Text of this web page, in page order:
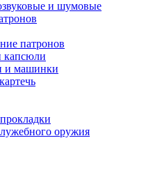
и шумовые
патронов
капсюли
и машинки
оружия